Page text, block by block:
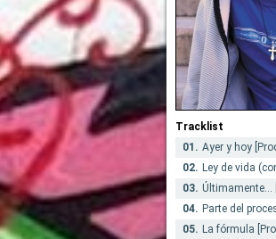
Tracklist
01. Ayer y hoy
02. Ley de vida
03. Últimamente...
04. Parte del
05. La fórmula